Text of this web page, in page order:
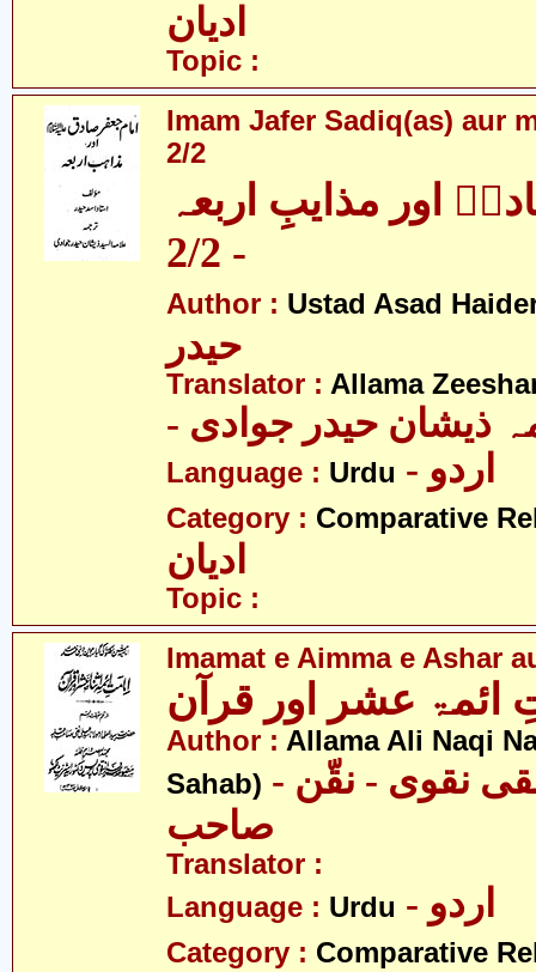
ادیان
Topic :
Imam Jafer Sadiq(as) aur
2/2
اور مذایبِ اربعہ
- 2/2
Author : Ustad Asad
حیدر
Translator : Allama
ذیشان حیدر جوادی
Language : Urdu - اردو
Category : Comparative
ادیان
Topic :
Imamat e Aimma e Ashar
ائمۃ عشر اور قرآن
Author : Allama Ali Naqi
Sahab) - علامہ علی نقی نقوی - نقّن
صاحب
Translator :
Language : Urdu - اردو
Category : Comparative